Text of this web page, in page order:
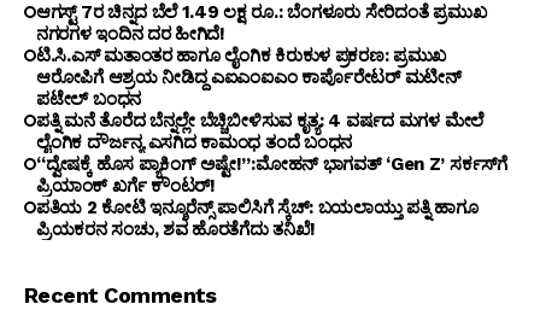
ಆಗಸ್ಟ್ 7ರ ಚಿನ್ನದ ಬೆಲೆ 1.49 ಲಕ್ಷ ರೂ.: ಬೆಂಗಳೂರು ಸೇರಿದಂತೆ ಪ್ರಮುಖ
ನಗರಗಳ ಇಂದಿನ ದರ ಹೀಗಿದೆ!
ಟಿ.ಸಿ.ಎಸ್ ಮತಾಂತರ ಹಾಗೂ ಲೈಂಗಿಕ ಕಿರುಕುಳ ಪ್ರಕರಣ: ಪ್ರಮುಖ
ಆರೋಪಿಗೆ ಆಶ್ರಯ ನೀಡಿದ್ದ ಎಐಎಂಐಎಂ ಕಾರ್ಪೊರೇಟರ್ ಮಟೀನ್
ಪಟೇಲ್ ಬಂಧನ
ಪತ್ನಿ ಮನೆ ತೊರೆದ ಬೆನ್ನಲ್ಲೇ ಬೆಚ್ಚಿಬೀಳಿಸುವ ಕೃತ್ಯ: 4 ವರ್ಷದ ಮಗಳ ಮೇಲೆ
ಲೈಂಗಿಕ ದೌರ್ಜನ್ಯ ಎಸಗಿದ ಕಾಮಂಧ ತಂದೆ ಬಂಧನ
“ದ್ವೇಷಕ್ಕೆ ಹೊಸ ಪ್ಯಾಕಿಂಗ್ ಅಷ್ಟೇ!”:ಮೋಹನ್ ಭಾಗವತ್‌ ‘Gen Z’ ಸರ್ಕಸ್‌ಗೆ
ಪ್ರಿಯಾಂಕ್ ಖರ್ಗೆ ಕೌಂಟರ್!
ಪತಿಯ ₹2 ಕೋಟಿ ಇನ್ಶೂರೆನ್ಸ್ ಪಾಲಿಸಿಗೆ ಸ್ಕೆಚ್: ಬಯಲಾಯ್ತು ಪತ್ನಿ ಹಾಗೂ
ಪ್ರಿಯಕರನ ಸಂಚು, ಶವ ಹೊರತೆಗೆದು ತನಿಖೆ!
Recent Comments